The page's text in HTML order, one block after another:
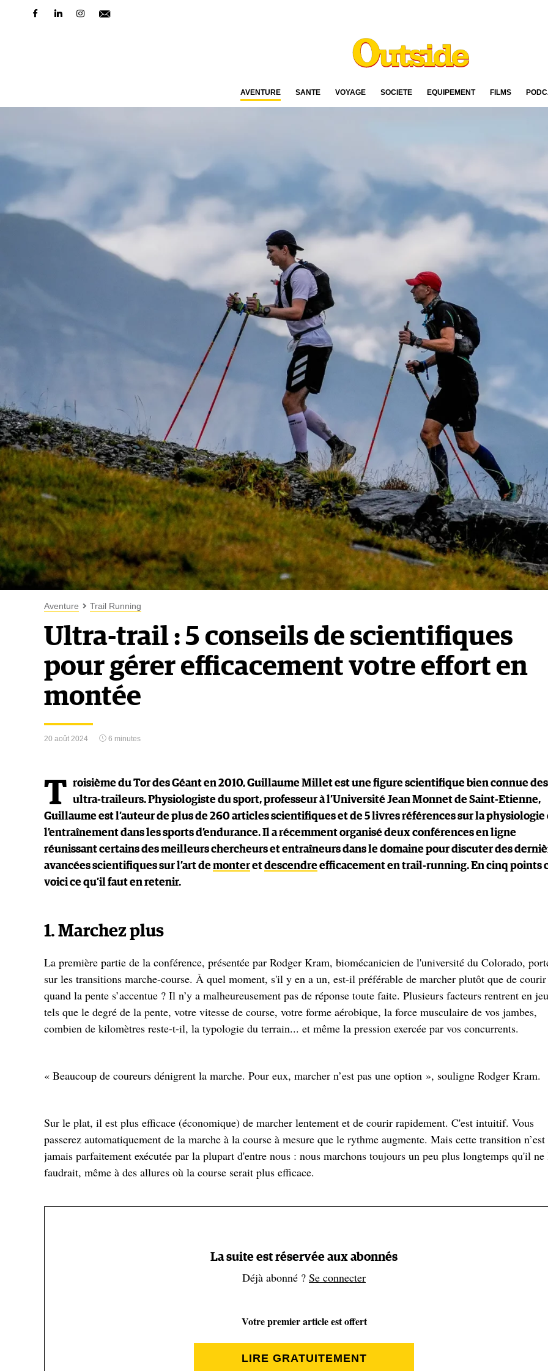
AVENTURE SANTÉ VOYAGE SOCIÉTÉ ÉQUIPEMENT FILMS
Aventure Trail Running
Ultra-trail : 5 conseils de scientifiques
pour gérer efficacement votre effort en
montée
20 août 2024 6 minutes
T roisième du Tor des Géant en 2010, Guillaume Millet est une figure scientifique bien connue des
ultra-traileurs. Physiologiste du sport, professeur à l’Université Jean Monnet de Saint-Etienne,
Guillaume est l’auteur de plus de 260 articles scientifiques et de 5 livres références sur la physiologie
l’entraînement dans les sports d’endurance. Il a récemment organisé deux conférences en ligne
réunissant certains des meilleurs chercheurs et entraîneurs dans le domaine pour discuter des
avancées scientifiques sur l’art demonteretdescendreefficacement en trail-running. En cinq points
voici ce qu’il faut en retenir.
1. Marchez plus
La première partie de la conférence, présentée par Rodger Kram, biomécanicien de l'université du Colorado,
sur les transitions marche-course. À quel moment, s'il y en a un, est-il préférable de marcher plutôt que de courir
quand la pente s’accentue ? Il n’y a malheureusement pas de réponse toute faite. Plusieurs facteurs rentrent en jeu
tels que le degré de la pente, votre vitesse de course, votre forme aérobique, la force musculaire de vos jambes,
combien de kilomètres reste-t-il, la typologie du terrain... et même la pression exercée par vos concurrents.
« Beaucoup de coureurs dénigrent la marche. Pour eux, marcher n’est pas une option », souligne Rodger Kram.
Sur le plat, il est plus efficace (économique) de marcher lentement et de courir rapidement. C'est intuitif. Vous
passerez automatiquement de la marche à la course à mesure que le rythme augmente. Mais cette transition n’est
jamais parfaitement exécutée par la plupart d'entre nous : nous marchons toujours un peu plus longtemps qu'il ne
faudrait, même à des allures où la course serait plus efficace.
équivaut à une pente de 27 %). Les coureurs élite, peuvent courir efficacement sur des pentes un peu plus raides,
Notons que « rapide » ne veut pas dire « efficace » : si vous choisissez de grimper au pas de course une petite
La suite est réservée aux abonnés
Déjà abonné ? Se connecter
Votre premier article est offert
LIRE GRATUITEMENT